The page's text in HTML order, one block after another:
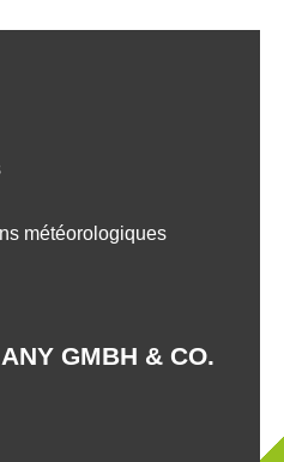
GMBH & CO.
météorologiques